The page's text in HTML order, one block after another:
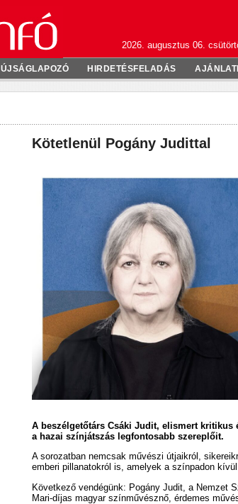
2026. augusztus 06.
ÚJSÁGLAPOZÓ HIRDETÉSFELADÁS
Kötetlenül Pogány Judittal
A beszélgetőtárs Csáki Judit, elismert
a hazai színjátszás legfontosabb szereplőit.
A sorozatban nemcsak művészi útjaikról,
emberi pillanatokról is, amelyek a színpadon
Következő vendégünk: Pogány Judit, a Nemzet
Mari-díjas magyar színművésznő, érdemes